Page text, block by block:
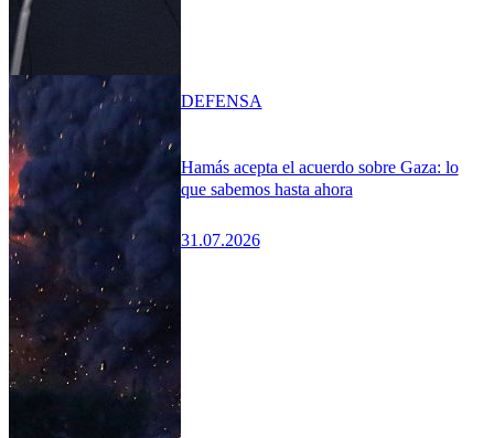
Hamás acepta el acuerdo sobre Gaza: lo
que sabemos hasta ahora
31.07.2026
DEFENSA